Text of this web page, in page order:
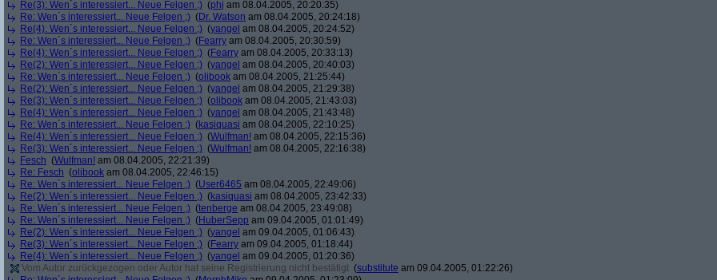
Re(3): Wen´s interessiert... Neue Felgen ;) (phj am 08.04.2005, 20:20:35)
Re: Wen´s interessiert... Neue Felgen ;) (Dr. Watson am 08.04.2005, 20:24:18)
Re(4): Wen´s interessiert... Neue Felgen ;) (yangel am 08.04.2005, 20:24:52)
Re: Wen´s interessiert... Neue Felgen ;) (Fearry am 08.04.2005, 20:30:59)
Re(4): Wen´s interessiert... Neue Felgen ;) (Fearry am 08.04.2005, 20:33:13)
Re(2): Wen´s interessiert... Neue Felgen ;) (yangel am 08.04.2005, 20:40:03)
Re: Wen´s interessiert... Neue Felgen ;) (olibook am 08.04.2005, 21:25:44)
Re(2): Wen´s interessiert... Neue Felgen ;) (yangel am 08.04.2005, 21:29:38)
Re(3): Wen´s interessiert... Neue Felgen ;) (olibook am 08.04.2005, 21:43:03)
Re(4): Wen´s interessiert... Neue Felgen ;) (yangel am 08.04.2005, 21:43:48)
Re: Wen´s interessiert... Neue Felgen ;) (kasiquasi am 08.04.2005, 22:10:25)
Re(4): Wen´s interessiert... Neue Felgen ;) (Wulfman! am 08.04.2005, 22:15:36)
Re(3): Wen´s interessiert... Neue Felgen ;) (Wulfman! am 08.04.2005, 22:16:38)
Fesch (Wulfman! am 08.04.2005, 22:21:39)
Re: Fesch (olibook am 08.04.2005, 22:46:15)
Re: Wen´s interessiert... Neue Felgen ;) (User6465 am 08.04.2005, 22:49:06)
Re(2): Wen´s interessiert... Neue Felgen ;) (kasiquasi am 08.04.2005, 23:42:33)
Re: Wen´s interessiert... Neue Felgen ;) (tenberge am 08.04.2005, 23:49:08)
Re: Wen´s interessiert... Neue Felgen ;) (HuberSepp am 09.04.2005, 01:01:49)
Re(2): Wen´s interessiert... Neue Felgen ;) (yangel am 09.04.2005, 01:06:43)
Re(3): Wen´s interessiert... Neue Felgen ;) (Fearry am 09.04.2005, 01:18:44)
Re(4): Wen´s interessiert... Neue Felgen ;) (yangel am 09.04.2005, 01:20:36)
Vom Autor zurückgezogen oder Autor hat seine Registrierung nicht bestätigt (substitute am 09.04.2005, 01:22:26)